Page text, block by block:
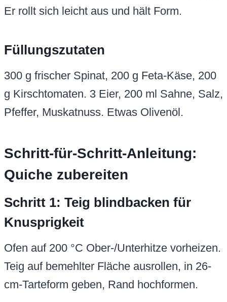
Er rollt sich leicht aus und hält Form.
Füllungszutaten
300 g frischer Spinat, 200 g Feta-Käse, 200
g Kirschtomaten. 3 Eier, 200 ml Sahne, Salz,
Pfeffer, Muskatnuss. Etwas Olivenöl.
Schritt-für-Schritt-Anleitung:
Quiche zubereiten
Schritt 1: Teig blindbacken für
Knusprigkeit
Ofen auf 200 °C Ober-/Unterhitze vorheizen.
Teig auf bemehlter Fläche ausrollen, in 26-
cm-Tarteform geben, Rand hochformen.